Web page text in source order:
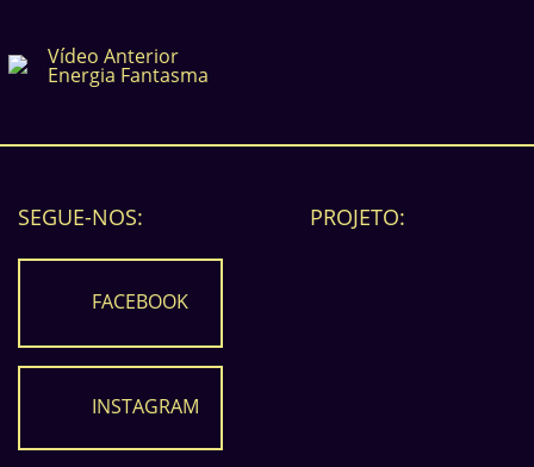
Vídeo Anterior
Energia Fantasma
SEGUE-NOS:
FACEBOOK
INSTAGRAM
PROJETO: